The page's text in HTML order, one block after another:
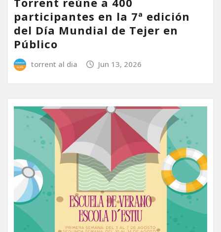
participantes en la 7ª edición
del Día Mundial de Tejer en
Público
torrent al dia Jun 13, 2026